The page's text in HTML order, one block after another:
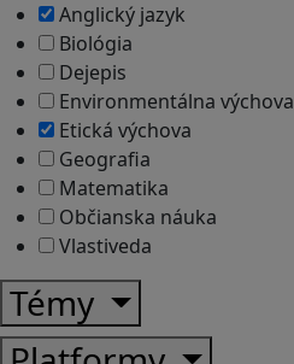
Anglický jazyk
Biológia
Dejepis
Environmentálna výchova
Etická výchova
Geografia
Matematika
Občianska náuka
Vlastiveda
Témy